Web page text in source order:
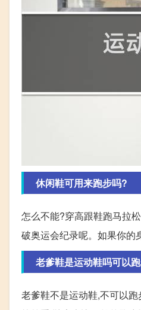
休闲鞋可用来跑步吗?
怎么不能?穿高跟鞋跑马拉
破奥运会纪录呢。如果你的
老爹鞋是运动鞋吗可以
老爹鞋不是运动鞋,不可以